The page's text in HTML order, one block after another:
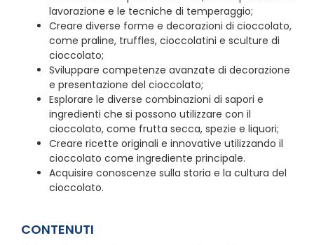
lavorazione e le tecniche di temperaggio;
Creare diverse forme e decorazioni di cioccolato,
come praline, truffles, cioccolatini e sculture di
cioccolato;
Sviluppare competenze avanzate di decorazione
e presentazione del cioccolato;
Esplorare le diverse combinazioni di sapori e
ingredienti che si possono utilizzare con il
cioccolato, come frutta secca, spezie e liquori;
Creare ricette originali e innovative utilizzando il
cioccolato come ingrediente principale.
Acquisire conoscenze sulla storia e la cultura del
cioccolato.
CONTENUTI